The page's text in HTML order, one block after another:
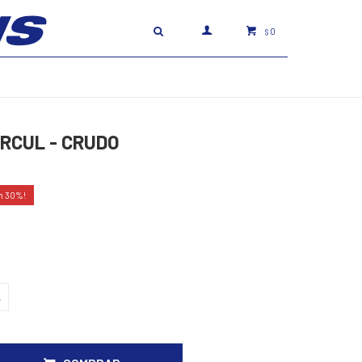
$ 0
- CRUDO
30